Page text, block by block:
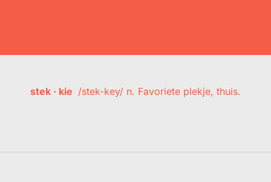
stek · kie /stek-key/ n. Favoriete plekje, thuis.